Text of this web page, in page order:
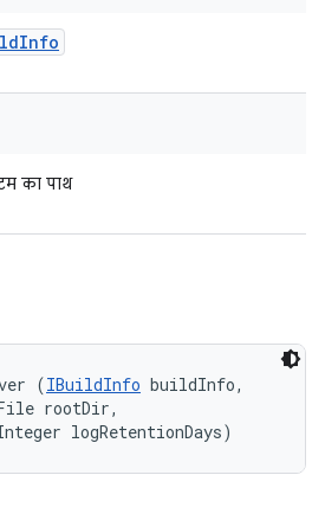
Info
का पाथ
(IBuildInfo buildInfo,
rootDir,
logRetentionDays)